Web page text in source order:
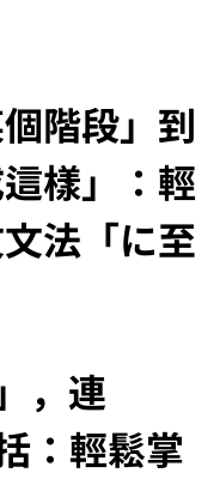
階段」到
這樣」：輕
法「に至
，連
：輕鬆掌